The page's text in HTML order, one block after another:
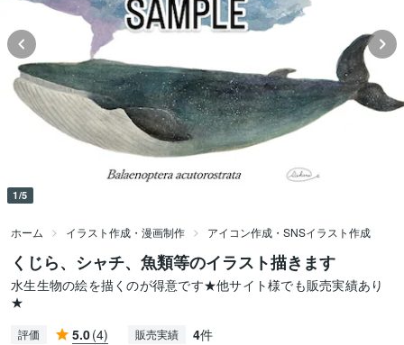
1/5
ホーム イラスト作成・漫画制作 アイコン作成・SNSイラスト作成
くじら、シャチ、魚類等のイラスト描きます
水生生物の絵を描くのが得意です★他サイト様でも販売実績あり
★
評価 5.0(4) 販売実績 4件